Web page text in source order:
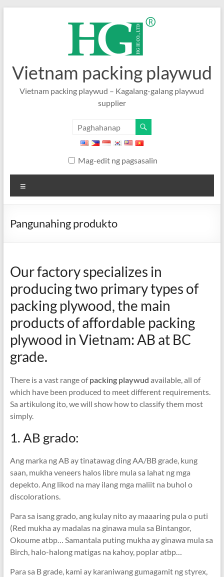
Vietnam packing playwud
Vietnam packing playwud – Kagalang-galang playwud
supplier
Mag-edit ng pagsasalin
Pangunahing produkto
Our factory specializes in
producing two primary types of
packing plywood,the main
products of affordable packing
plywood in Vietnam: AB at BC
grade.
There is a vast range of packing playwud available,all of
which have been produced to meet different requirements.
Sa artikulong ito,we will show how to classify them most
simply.
1. AB grado:
Ang marka ng AB ay tinatawag ding AA/BB grade, kung
saan, mukha veneers halos libre mula sa lahat ng mga
depekto. Ang likod na may ilang mga maliit na buhol o
discolorations.
Para sa isang grado, ang kulay nito ay maaaring pula o puti
(Red mukha ay madalas na ginawa mula sa Bintangor,
Okoume atbp… Samantala puting mukha ay ginawa mula sa
Birch, halo-halong matigas na kahoy, poplar atbp…
Para sa B grade, kami ay karaniwang gumagamit ng styrex,